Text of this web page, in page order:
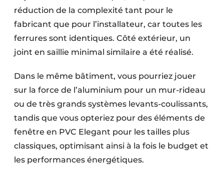
réduction de la complexité tant pour le
fabricant que pour l’installateur, car toutes les
ferrures sont identiques. Côté extérieur, un
joint en saillie minimal similaire a été réalisé.
Dans le même bâtiment, vous pourriez jouer
sur la force de l’aluminium pour un mur-rideau
ou de très grands systèmes levants-coulissants,
tandis que vous opteriez pour des éléments de
fenêtre en PVC Elegant pour les tailles plus
classiques, optimisant ainsi à la fois le budget et
les performances énergétiques.